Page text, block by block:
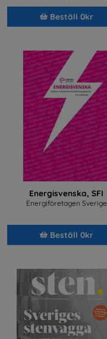
Beställ 0kr
Energisvenska, SFI
Energiföretagen Sverige
Beställ 0kr